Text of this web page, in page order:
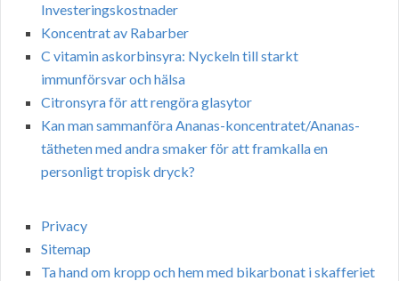
Investeringskostnader
Koncentrat av Rabarber
C vitamin askorbinsyra: Nyckeln till starkt
immunförsvar och hälsa
Citronsyra för att rengöra glasytor
Kan man sammanföra Ananas-koncentratet/Ananas-
tätheten med andra smaker för att framkalla en
personligt tropisk dryck?
Privacy
Sitemap
Ta hand om kropp och hem med bikarbonat i skafferiet